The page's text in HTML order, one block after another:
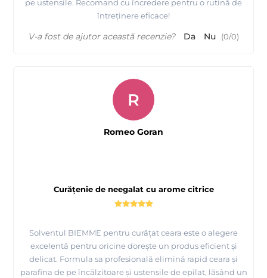
pe ustensile. Recomand cu încredere pentru o rutină de
întreținere eficace!
V-a fost de ajutor această recenzie? Da Nu (0/0)
Curățenie de neegalat cu arome citrice
Solventul BIEMME pentru curățat ceara este o alegere
excelentă pentru oricine dorește un produs eficient și
delicat. Formula sa profesională elimină rapid ceara și
parafina de pe încălzitoare și ustensile de epilat, lăsând un
R
Romeo Goran